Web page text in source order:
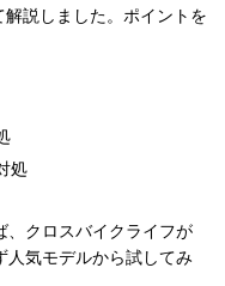
説しました。ポイントを
処
、クロスバイクライフが
人気モデルから試してみ